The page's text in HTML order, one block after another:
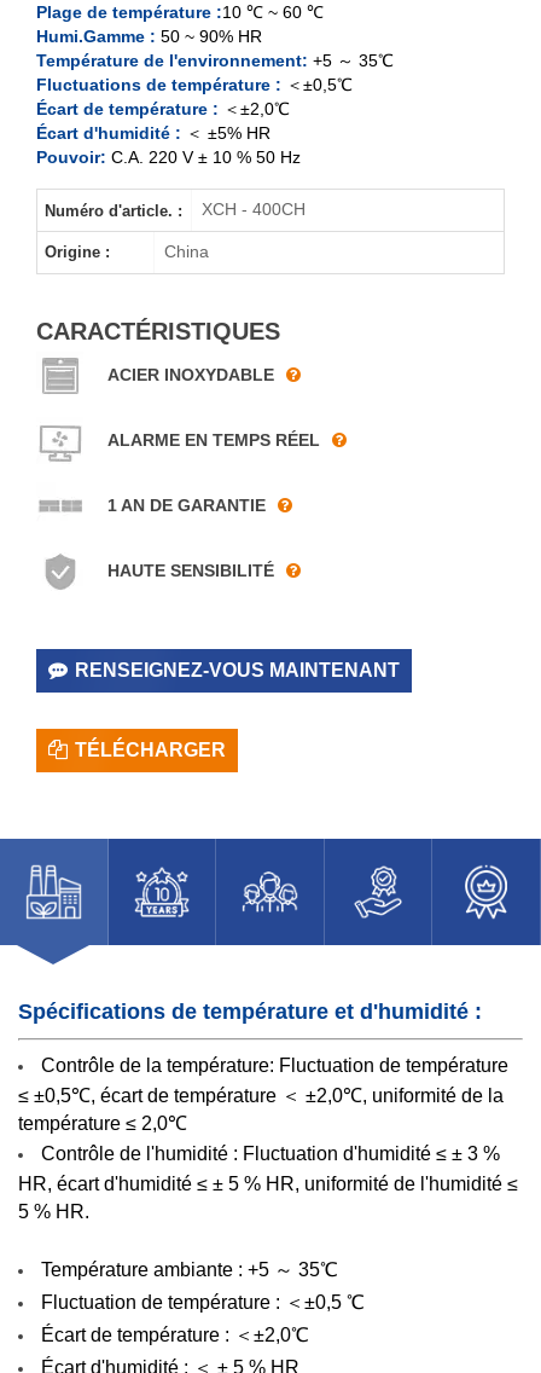
500L
Plage de température :10 ℃ ~ 60 ℃
Humi.Gamme : 50 ~ 90% HR
Température de l'environnement: +5 ～ 35℃
Fluctuations de température : ＜±0,5℃
Écart de température : ＜±2,0℃
Écart d'humidité : ＜ ±5% HR
Pouvoir: C.A. 220 V ± 10 % 50 Hz
Numéro d'article. : XCH - 400CH
Origine : China
CARACTÉRISTIQUES
ACIER INOXYDABLE
ALARME EN TEMPS RÉEL
1 AN DE GARANTIE
HAUTE SENSIBILITÉ
RENSEIGNEZ-VOUS MAINTENANT
TÉLÉCHARGER
Spécifications de température et d'humidité :
Contrôle de la température: Fluctuation de température
≤ ±0,5℃, écart de température ＜ ±2,0℃, uniformité de la
température ≤ 2,0℃
Contrôle de l'humidité : Fluctuation d'humidité ≤ ± 3 %
HR, écart d'humidité ≤ ± 5 % HR, uniformité de l'humidité ≤
5 % HR.
Température ambiante : +5 ～ 35℃
Fluctuation de température : ＜±0,5 ℃
Écart de température : ＜±2,0℃
Écart d'humidité : ＜ ± 5 % HR